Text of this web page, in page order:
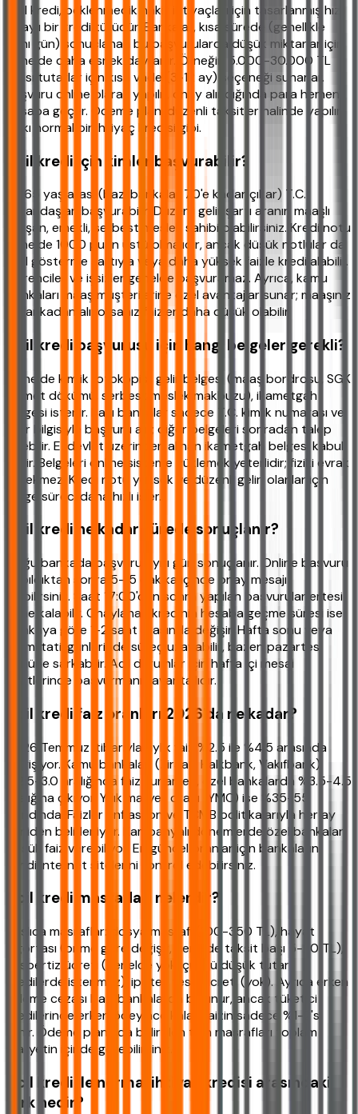
Acil kredi, beklenmedik nakit ihtiyaçları için tasarlanmış hızlı
onaylı bir kredi türüdür. Bankalar, kısa sürede (genellikle
aynı gün) sonuçlanan bu başvurularda düşük miktarlar için
genelde daha esnek davranır. Örneğin 5.000-30.000 TL
arası tutarlar için kısa vade (3-12 ay) seçeneği sunarlar.
Başvuru online olarak yapılır, onay alındığında para hemen
hesaba geçer. Ödeme planı düzenli taksitler halinde yapılır,
tıpkı normal bir ihtiyaç kredisi gibi.
Acil kredi için kimler başvurabilir?
18-65 yaş arası (bazı bankalar 70'e kadar çıkar) T.C.
vatandaşları başvurabilir. Düzenli gelir şartı aranır; maaşlı
çalışan, emekli, serbest meslek sahibi olabilirsiniz. Kredi notu
genelde 1000 puan üstü olmalıdır, ancak düşük notlular da
kefil gösterme şartıyla veya daha yüksek faizle kredi alabilir.
Öğrenciler ve işsizler genelde başvuramaz. Ayrıca, kamu
bankaları maaş müşterilerine özel avantajlar sunar; maaşınız
o bankadan alıyorsanız faizler daha düşük olabilir.
Acil kredi başvurusu için hangi belgeler gerekli?
Genelde kimlik fotokopisi, gelir belgesi (maaş bordrosu, SGK
hizmet dökümü, serbest meslek makbuzu), ikametgah
belgesi istenir. Bazı bankalar sadece T.C. kimlik numarası ve
gelir bilgisiyle başvuru alır; diğer belgeleri sonradan talep
edebilir. E-devlet üzerinden alınan ikametgah belgesi kabul
edilir. Belgeleri online sisteme yüklemek yeterlidir; fiziki evrak
gerekmez. Kredi notu yüksek ve düzenli geliri olanlar için
belge süreci daha hızlı işler.
Acil kredi ne kadar sürede sonuçlanır?
Çoğu bankada başvuru aynı gün sonuçlanır. Online başvuru
yapıldıktan sonra 5-15 dakika içinde onay mesajı
alabilirsiniz. Saat 17:00'dan sonra yapılan başvurular ertesi
güne kalabilir. Onaylanan kredinin hesaba geçme süresi ise
bankaya göre 1-2 saat arasında değişir. Hafta sonu veya
resmi tatil günlerinde süreç uzayabilir, bazen pazartesi
gününe sarkabilir. Acil durumlar için hafta içi mesai
saatlerinde başvurmanız avantajlıdır.
Acil kredi faiz oranları 2026'da ne kadar?
2026 Temmuz itibarıyla aylık faiz %2.5 ile %4.5 arasında
değişiyor. Kamu bankaları (Ziraat, Halkbank, Vakıfbank)
%2.5-3.0 aralığında faiz sunarken, özel bankalarda %3.5-4.5
aralığına çıkıyor. Yıllık maliyet oranı (YMO) ise %35-55
bandında. Faizler enflasyon ve TCMB politikalarıyla her ay
yeniden belirleniyor. Kampanyalı dönemlerde özel bankalar
düşük faiz verebiliyor. En güncel oranlar için bankaların
kendi internet sitelerini kontrol edebilirsiniz.
Acil kredi masrafları nelerdir?
Başlıca masraflar: dosya masrafı (100-350 TL), hayat
sigortası (prime göre değişir, genelde taksit başı 5-20 TL),
ekspertiz ücreti (genelde yok, çünkü düşük tutarlı
kredilerde istenmez), ipotek tesis ücreti (yok). Ayrıca erken
ödeme cezası bazı bankalarda bulunur, ancak tüketici
kredilerinde erken ödeyince kalan faizin sadece %1-2'si
alınır. Ödeme planında belirtilen tüm masrafları toplam
maliyetin içinde görebilirsiniz.
Acil kredi ile normal ihtiyaç kredisi arasındaki
fark nedir?